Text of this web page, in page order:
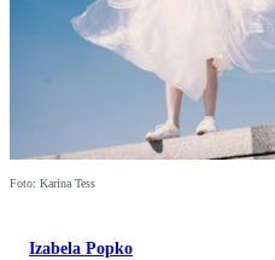
Foto: Karina Tess
Izabela Popko